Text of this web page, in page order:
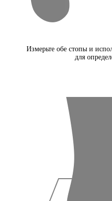
Измерьте обе стопы и
для